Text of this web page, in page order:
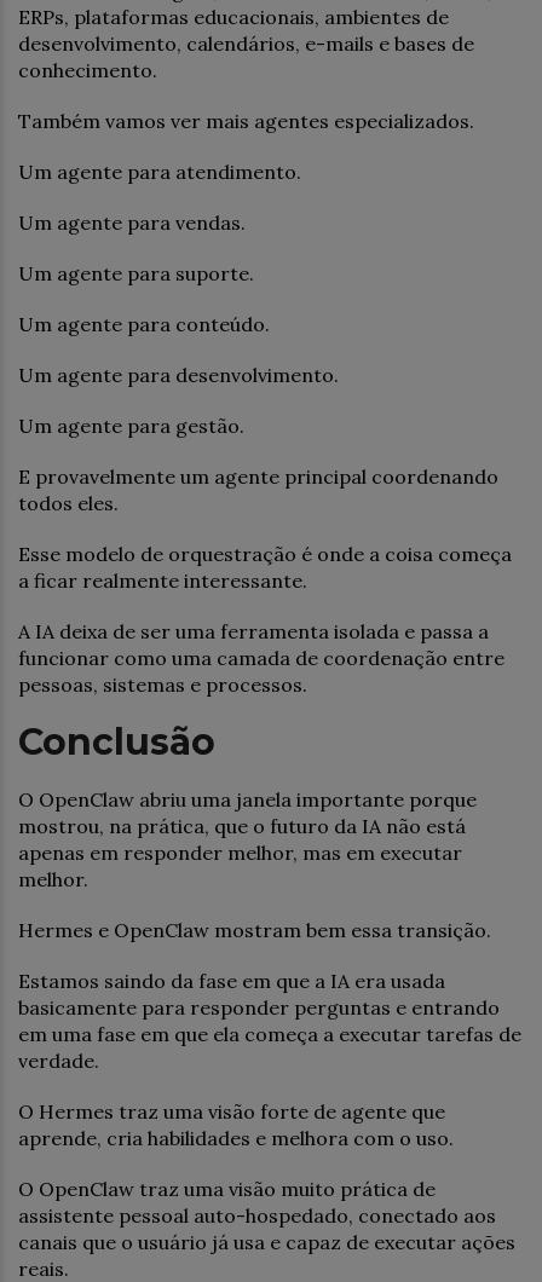
ERPs, plataformas educacionais, ambientes de
desenvolvimento, calendários, e-mails e bases de
conhecimento.
Também vamos ver mais agentes especializados.
Um agente para atendimento.
Um agente para vendas.
Um agente para suporte.
Um agente para conteúdo.
Um agente para desenvolvimento.
Um agente para gestão.
E provavelmente um agente principal coordenando
todos eles.
Esse modelo de orquestração é onde a coisa começa
a ficar realmente interessante.
A IA deixa de ser uma ferramenta isolada e passa a
funcionar como uma camada de coordenação entre
pessoas, sistemas e processos.
Conclusão
O OpenClaw abriu uma janela importante porque
mostrou, na prática, que o futuro da IA não está
apenas em responder melhor, mas em executar
melhor.
Hermes e OpenClaw mostram bem essa transição.
Estamos saindo da fase em que a IA era usada
basicamente para responder perguntas e entrando
em uma fase em que ela começa a executar tarefas de
verdade.
O Hermes traz uma visão forte de agente que
aprende, cria habilidades e melhora com o uso.
O OpenClaw traz uma visão muito prática de
assistente pessoal auto-hospedado, conectado aos
canais que o usuário já usa e capaz de executar ações
reais.